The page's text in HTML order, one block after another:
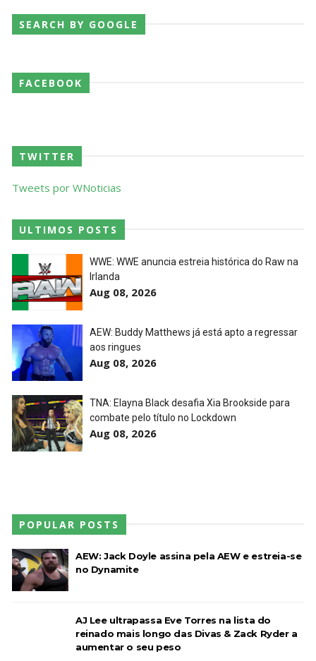
SEARCH BY GOOGLE
FACEBOOK
TWITTER
Tweets por WNoticias
ULTIMOS POSTS
WWE: WWE anuncia estreia histórica do Raw na
Irlanda
Aug 08, 2026
AEW: Buddy Matthews já está apto a regressar
aos ringues
Aug 08, 2026
TNA: Elayna Black desafia Xia Brookside para
combate pelo título no Lockdown
Aug 08, 2026
POPULAR POSTS
AEW: Jack Doyle assina pela AEW e estreia-se
no Dynamite
AJ Lee ultrapassa Eve Torres na lista do
reinado mais longo das Divas & Zack Ryder a
aumentar o seu peso